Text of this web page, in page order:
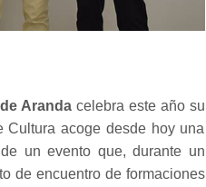
Aranda celebra este año su
acoge desde hoy una
un evento que, durante un
de encuentro de formaciones